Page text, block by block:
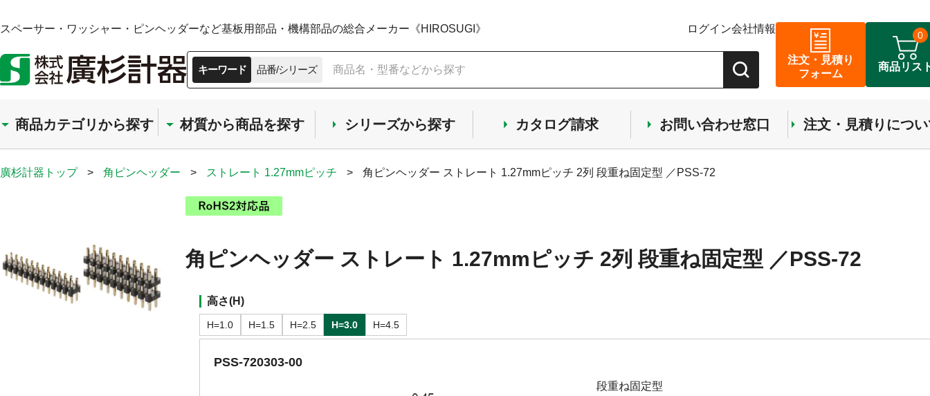
スペーサー・ワッシャー・ピンヘッダーなど基板用部品・機構部品の総合メーカー《HIROSUGI》 ログイン会社情報
キーワード 品番/シリーズ
注文・見積り
フォーム
商品リス
0
商品カテゴリから探す 材質から商品を探す シリーズから探す カタログ請求 お問い合わせ窓口 注文・見積りにつ
廣杉計器トップ > 角ピンヘッダー > ストレート 1.27mmピッチ > 角ピンヘッダー ストレート 1.27mmピッチ 2列 段重ね固定型 ／PSS-72
角ピンヘッダー ストレート 1.27mmピッチ 2列 段重ね固定型 ／PSS-72
高さ(H)
H=1.0 H=1.5 H=2.5 H=3.0 H=4.5
PSS-720303-00
段重ね固定型